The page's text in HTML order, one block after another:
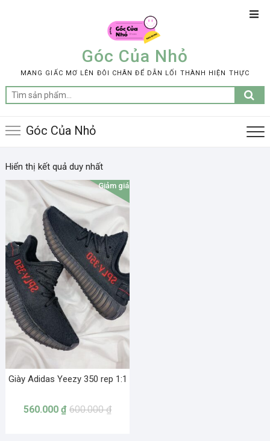
Góc Của Nhỏ
MANG GIẤC MƠ LÊN ĐÔI CHÂN ĐỂ DẪN LỐI THÀNH HIỆN THỰC
Tìm
kiếm:
Góc Của Nhỏ
Hiển thị kết quả duy nhất
Giảm giá!
Giày Adidas Yeezy 350 rep 1:1
600.000₫
560.000₫